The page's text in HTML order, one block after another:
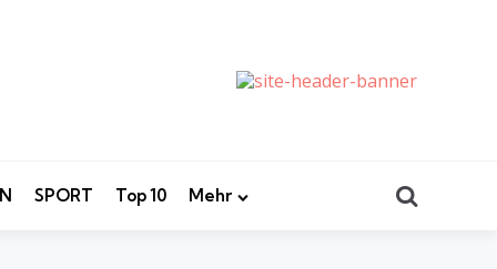
SPORT Top 10 Mehr